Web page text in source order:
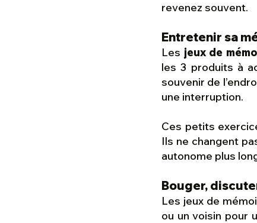
revenez souvent.
Entretenir sa
Les jeux de
les 3 produits à
souvenir de
une interruption.
Ces petits
Ils ne changent
autonome plus
Bouger,
Les jeux de
ou un voisin pour